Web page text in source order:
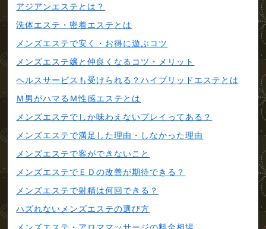
アジアンエステとは？
洗体エステ・密着エステとは
メンズエステで安く・お得に遊ぶコツ
メンズエステ嬢と仲良くなるコツ・メリット
ヘルスサービスも受けられる？ハイブリッドエステとは
Ｍ男がハマるＭ性感エステとは
メンズエステでしか味わえないプレイってある？
メンズエステで満足した理由・しなかった理由
メンズエステで客ができないこと
メンズエステでＥＤの改善が期待できる？
メンズエステで射精は何回できる？
ハズれないメンズエステの選び方